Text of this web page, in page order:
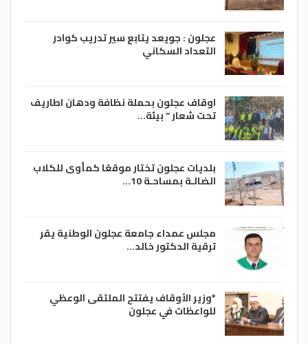
عجلون : جويعد يتابع سير تدريب كوادر
التعداد السكاني
اوقاف عجلون بحملة نظافة ودهان اطاريف
تحت شعار ” بيئة…
بلديات عجلون تختار موقعًا كمأوى للكلاب
الضالـة بمساحـة 10…
مجلس عمداء جامعة عجلون الوطنية يقر
ترقية الدكتور خالد…
*وزير الأوقاف يفتتح الملتقى الوعظي
للواعظات في عجلون